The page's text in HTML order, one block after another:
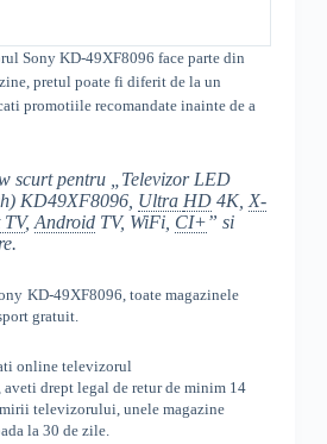
Sony KD-49XF8096 face parte din
pretul poate fi diferit de la un
promotiile recomandate inainte de a
scurt pentru „Televizor LED
KD49XF8096, Ultra HD4K,X-
TV,AndroidTV, WiFi, CI+” si
KD-49XF8096, toatemagazinele
gratuit.
online televizorul
aveti drept legal de retur de minim 14
televizorului, unele magazine
la 30 de zile.